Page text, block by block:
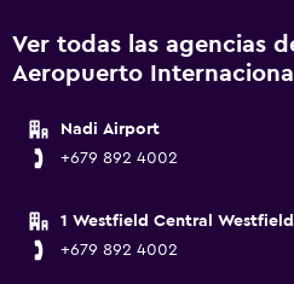
Ver todas las agencias
Aeropuerto
Nadi Airport
+679 892 4002
1 Westfield Central
+679 892 4002